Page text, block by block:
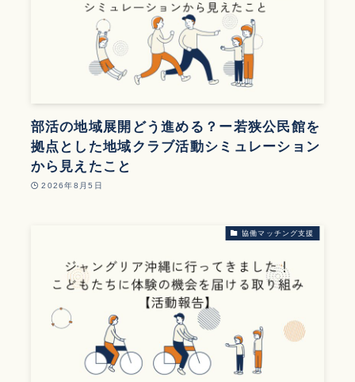
部活の地域展開どう進める？ー若狭公民館を
拠点とした地域クラブ活動シミュレーション
から見えたこと
2026年8月5日
協働マッチング支援